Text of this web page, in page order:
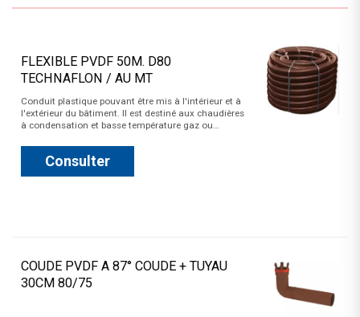
FLEXIBLE PVDF 50M. D80
TECHNAFLON / AU MT
Conduit plastique pouvant être mis à l'intérieur et à
l'extérieur du bâtiment. Il est destiné aux chaudières
à condensation et basse température gaz ou…
Consulter
COUDE PVDF A 87° COUDE + TUYAU
30CM 80/75